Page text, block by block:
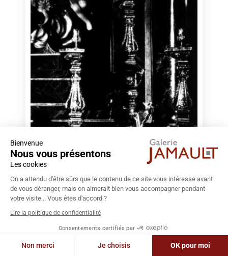
Bienvenue
Nous vous présentons
Les cookies
On a attendu d'être sûrs que le contenu de ce site vous intéresse avant
de vous déranger, mais on aimerait bien vous accompagner pendant
votre visite... Vous êtes d'accord ?
Lire la politique de confidentialité
Consentements certifiés par
Non merci Je choisis OK pour moi
BERTIN-MAGHIT Jean-Pierre
120×80 cm
1.200,00€